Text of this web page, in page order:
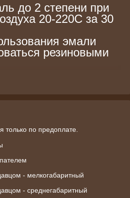
до 2 степени при
20-220С за 30
эмали
резиновыми
только по предоплате.
- мелкогабаритный
- среднегабаритный